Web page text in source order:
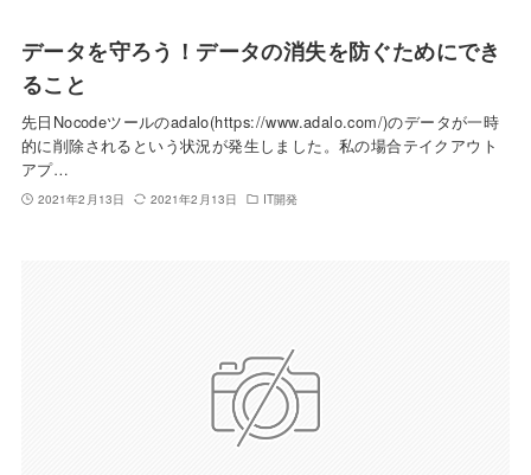
データを守ろう！データの消失を防ぐためにでき
ること
先日Nocodeツールのadalo(https://www.adalo.com/)のデータが一時
的に削除されるという状況が発生しました。私の場合テイクアウト
アプ…
2021年2月13日 2021年2月13日 IT開発